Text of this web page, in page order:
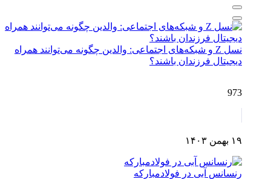
نسل Z و شبکه‌های اجتماعی: والدین چگونه می‌توانند همراه
دیجیتال فرزندان باشند؟
973
۱۹ بهمن ۱۴۰۳
رنسانس آبی در فولادمبارکه